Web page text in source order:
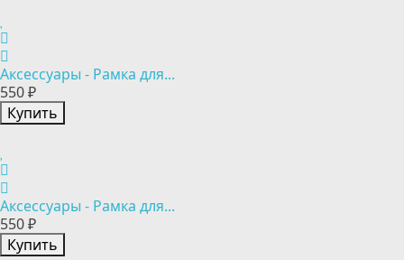
Аксессуары - Рамка для...
550 ₽
Купить
Аксессуары - Рамка для...
550 ₽
Купить